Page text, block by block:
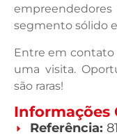
segmento sólido
Entre em contato
uma visita.
são raras!
Informações
Referência: